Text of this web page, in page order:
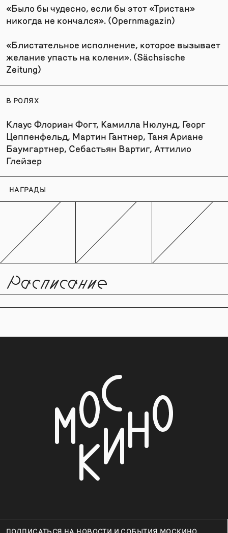
«Было бы чудесно, если бы этот «Тристан»
никогда не кончался». (Opernmagazin)
«Блистательное исполнение, которое вызывает
желание упасть на колени». (Sächsische
Zeitung)
В РОЛЯХ
Клаус Флориан Фогт, Камилла Нюлунд, Георг
Цеппенфельд, Мартин Гантнер, Таня Ариане
Баумгартнер, Себастьян Вартиг, Аттилио
Глейзер
НАГРАДЫ
Расписание
ПОДПИСАТЬСЯ НА НОВОСТИ И СОБЫТИЯ МОСКИНО